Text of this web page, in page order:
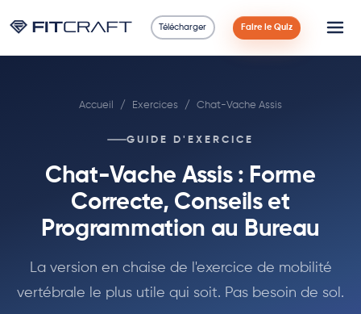
Télécharger Faire le Quiz
Exercices
Accueil / Exercices / Chat-Vache Assis
GUIDE D'EXERCICE
Chat-Vache Assis : Forme
Correcte, Conseils et
Programmation au Bureau
La version en chaise de l'exercice de mobilité
vertébrale le plus utile qui soit. Pas besoin de sol.